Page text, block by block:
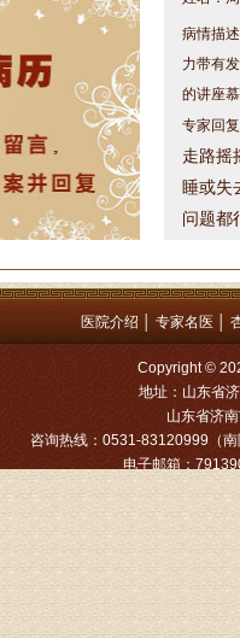
病情描
力带有
的讲座
专家回
走路摇
睡或失
问题都
方案，
姓名：
病情描
专家回
姓名：
病情描
专家回
专家回
医院介绍 专家名医
Copyright ©
地址：山东省
山东省济南
咨询热线：0531-83120999（
电子邮箱：